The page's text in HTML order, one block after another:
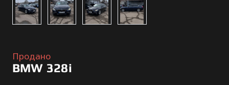
Продано
BMW 328i